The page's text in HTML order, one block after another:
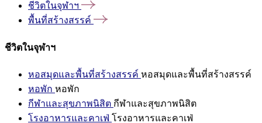
ชีวิตในจุฬาฯ
พื้นที่สร้างสรรค์
ชีวิตในจุฬาฯ
หอสมุดและพื้นที่สร้างสรรค์ หอสมุดและพื้นที่สร้างสรรค์
หอพัก หอพัก
กีฬาและสุขภาพนิสิต กีฬาและสุขภาพนิสิต
โรงอาหารและคาเฟ่ โรงอาหารและคาเฟ่